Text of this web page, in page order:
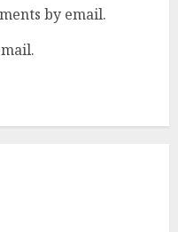
by email.